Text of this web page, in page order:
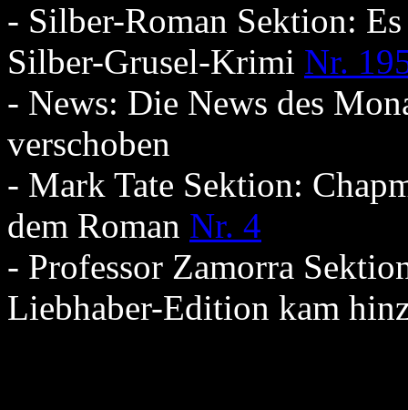
- Silber-Roman Sektion:
Silber-Grusel-Krimi Nr.
- News: Die News des
verschoben
- Mark Tate Sektion:
dem Roman Nr. 4
- Professor Zamorra
Liebhaber-Edition kam